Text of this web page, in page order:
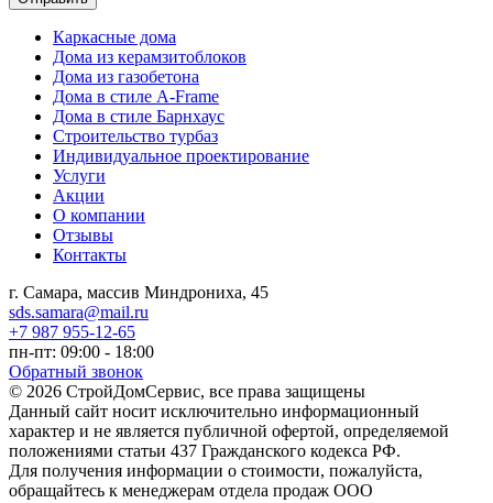
Каркасные дома
Дома из керамзитоблоков
Дома из газобетона
Дома в стиле A-Frame
Дома в стиле Барнхаус
Строительство турбаз
Индивидуальное проектирование
Услуги
Акции
О компании
Отзывы
Контакты
г. Самара, массив Миндрониха, 45
sds.samara@mail.ru
+7 987 955-12-65
пн-пт: 09:00 - 18:00
Обратный звонок
© 2026 СтройДомСервис, все права защищены
Данный сайт носит исключительно информационный
характер и не является публичной офертой, определяемой
положениями статьи 437 Гражданского кодекса РФ.
Для получения информации о стоимости, пожалуйста,
обращайтесь к менеджерам отдела продаж ООО